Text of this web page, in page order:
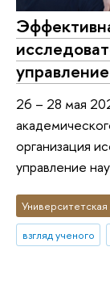
26 – 28 мая
организация
управление
Университетская
взгляд ученого